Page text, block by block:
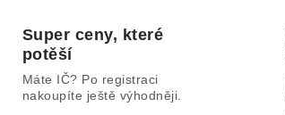
Super ceny, které
potěší
Máte IČ? Po registraci
nakoupíte ještě výhodněji.